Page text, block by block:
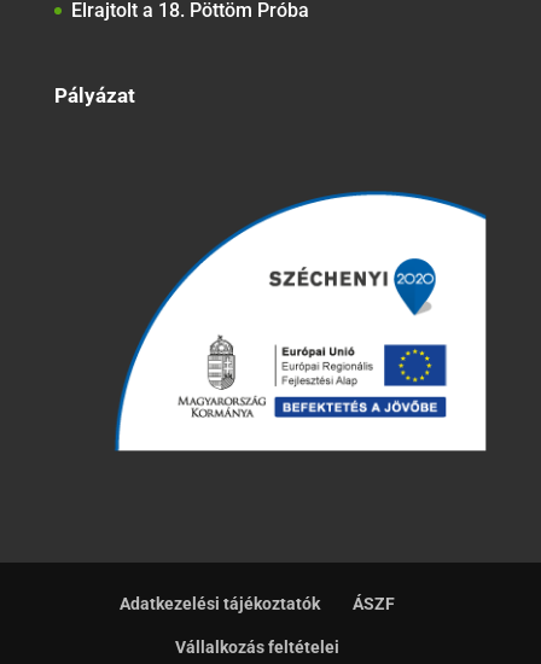
Elrajtolt a 18. Pöttöm Próba
Pályázat
Adatkezelési tájékoztatók ÁSZF
Vállalkozás feltételei